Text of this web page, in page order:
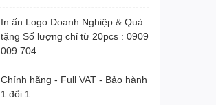
In ấn Logo Doanh Nghiệp & Quà
tặng Số lượng chỉ từ 20pcs : 0909
009 704
Chính hãng - Full VAT - Bảo hành
1 đổi 1